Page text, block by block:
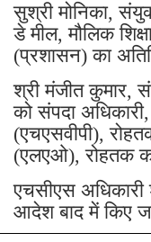
सुश्री मोनिका,
डे मील, मौलिक
(प्रशासन) का
श्री मंजीत कुमार,
को संपदा
(एचएसवीपी),
(एलएओ), रोहतक का
एचसीएस अधिकारी
आदेश बाद में किए